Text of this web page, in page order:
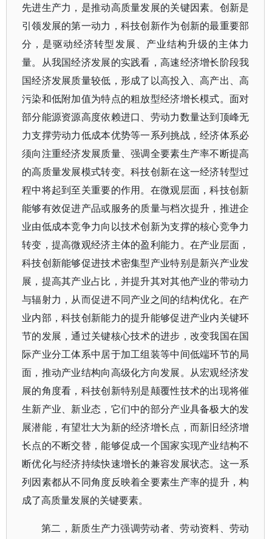
先进生产力，是推动高质量发展的关键因素。创新是
引领发展的第一动力，科技创新作为创新的最重要部
分，是驱动经济转型发展、产业结构升级的主体力
量。从我国经济发展的实践看，高速经济增长阶段我
国经济发展质量较低，形成了以高投入、高产出、高
污染和低附加值为特点的粗放型经济增长模式。面对
部分能源资源高度依赖进口、劳动力数量达到顶峰无
力支撑劳动力低成本优势等一系列挑战，经济体系必
须向注重经济发展质量、强调全要素生产率不断提高
的高质量发展模式转变。科技创新在这一经济转型过
程中将起到至关重要的作用。在微观层面，科技创新
能够有效促进产品或服务的质量与档次提升，推进企
业由低成本竞争力向以技术创新为支撑的核心竞争力
转变，提高微观经济主体的盈利能力。在产业层面，
科技创新能够促进技术密集型产业特别是新兴产业发
展，提高其产业占比，并提升其对其他产业的带动力
与辐射力，从而促进不同产业之间的结构优化。在产
业内部，科技创新能力的提升能够促进产业内关键环
节的发展，通过关键核心技术的进步，改变我国在国
际产业分工体系中居于加工组装等中间低端环节的局
面，推动产业结构向高级化方向发展。从宏观经济发
展的角度看，科技创新特别是颠覆性技术的出现将催
生新产业、新业态，它们中的部分产业具备极大的发
展潜能，有望壮大为新的经济增长点，而新旧经济增
长点的不断交替，能够促成一个国家实现产业结构不
断优化与经济持续快速增长的兼容发展状态。这一系
列因素都从不同角度反映着全要素生产率的提升，构
成了高质量发展的关键要素。
第二，新质生产力强调劳动者、劳动资料、劳动